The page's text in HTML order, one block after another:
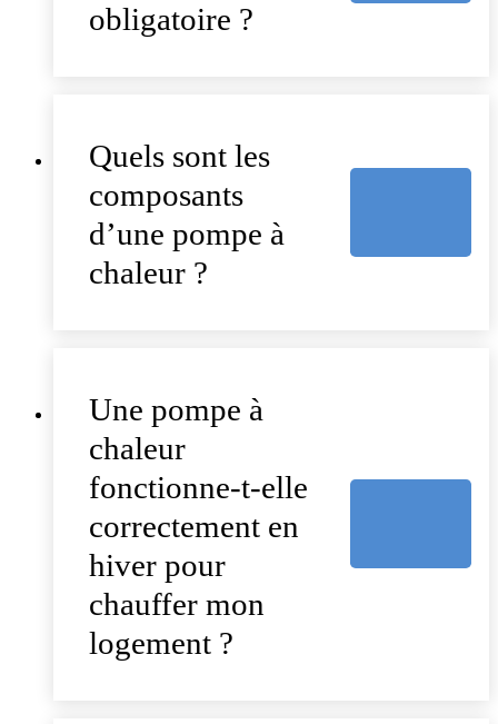
obligatoire ?
Quels sont les
composants
d’une pompe à
chaleur ?
Une pompe à
chaleur
fonctionne-t-elle
correctement en
hiver pour
chauffer mon
logement ?